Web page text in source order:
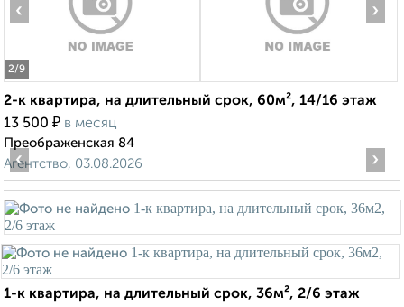
2/9
‹ ›
2-к квартира, на длительный срок, 60м², 14/16 этаж
13 500 ₽ в месяц
Преображенская 84
Агентство, 03.08.2026
‹ ›
1-к квартира, на длительный срок, 36м², 2/6 этаж